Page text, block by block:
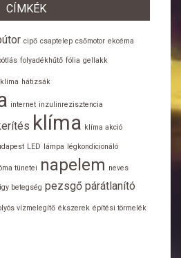
CÍMKÉK
cipő csaptelep csőmotor ekcéma
folyadékhűtő fólia gellakk
hátizsák
internet inzulinrezisztencia
klíma klíma akció
LED lámpa légkondicionáló
tünetei napelem neves
betegség pezsgő párátlanító
vízmelegítő ékszerek építési törmelék